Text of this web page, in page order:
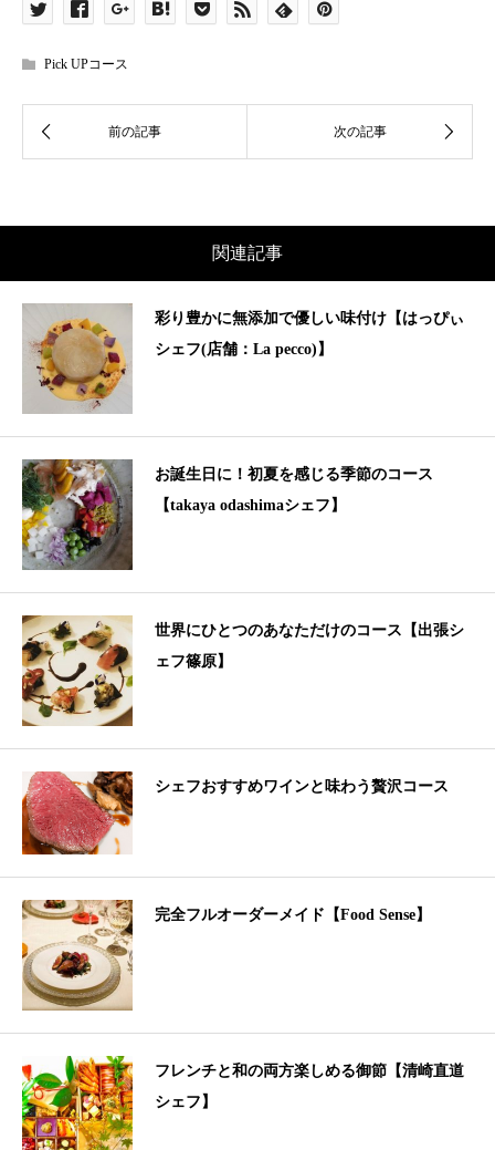
Pick UPコース
関連記事
彩り豊かに無添加で優しい味付け【はっぴぃ
シェフ(店舗：La pecco)】
お誕生日に！初夏を感じる季節のコース
【takaya odashimaシェフ】
世界にひとつのあなただけのコース【出張シ
ェフ篠原】
シェフおすすめワインと味わう贅沢コース
完全フルオーダーメイド【Food Sense】
フレンチと和の両方楽しめる御節【清崎直道
シェフ】